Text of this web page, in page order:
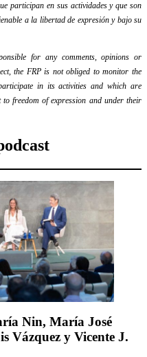
participan en sus actividades y que son
a la libertad de expresión y bajo su
for any comments, opinions or
the FRP is not obliged to monitor the
in its activities and which are
freedom of expression and under their
Nin, María José
Vázquez y Vicente J.